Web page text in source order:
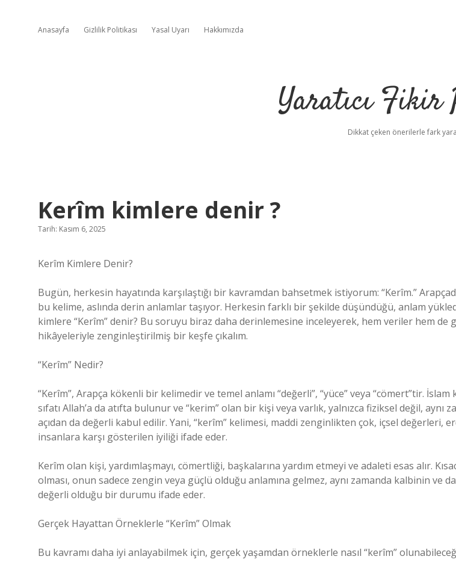
Anasayfa Gizlilik Politikası Yasal Uyarı Hakkımızda
Yaratıcı Fikir
Dikkat çeken önerilerle fark
Kerîm kimlere denir ?
Tarih: Kasım 6, 2025
Kerîm Kimlere Denir?
Bugün, herkesin hayatında karşılaştığı bir kavramdan bahsetmek istiyorum: “Kerîm.”
bu kelime, aslında derin anlamlar taşıyor. Herkesin farklı bir şekilde düşündüğü, anlam
kimlere “Kerîm” denir? Bu soruyu biraz daha derinlemesine inceleyerek, hem veriler hem de
hikâyeleriyle zenginleştirilmiş bir keşfe çıkalım.
“Kerîm” Nedir?
“Kerîm”, Arapça kökenli bir kelimedir ve temel anlamı “değerli”, “yüce” veya “cömert”tir.
sıfatı Allah’a da atıfta bulunur ve “kerim” olan bir kişi veya varlık, yalnızca fiziksel değil, aynı
açıdan da değerli kabul edilir. Yani, “kerîm” kelimesi, maddi zenginlikten çok, içsel değerleri,
insanlara karşı gösterilen iyiliği ifade eder.
Kerîm olan kişi, yardımlaşmayı, cömertliği, başkalarına yardım etmeyi ve adaleti esas alır.
olması, onun sadece zengin veya güçlü olduğu anlamına gelmez, aynı zamanda kalbinin ve
değerli olduğu bir durumu ifade eder.
Gerçek Hayattan Örneklerle “Kerîm” Olmak
Bu kavramı daha iyi anlayabilmek için, gerçek yaşamdan örneklerle nasıl “kerîm”